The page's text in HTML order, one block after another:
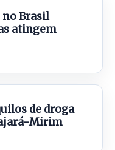
no Brasil
atingem
de droga
Mirim